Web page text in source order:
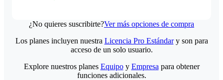
¿No quieres suscribirte?Ver más opciones de compra
Los planes incluyen nuestra Licencia Pro Estándary son para
acceso de un solo usuario.
Explore nuestros planes Equipoy Empresa para obtener
funciones adicionales.